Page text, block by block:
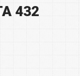
432